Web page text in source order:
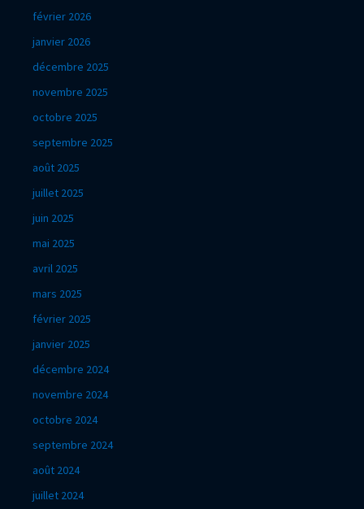
février 2026
janvier 2026
décembre 2025
novembre 2025
octobre 2025
septembre 2025
août 2025
juillet 2025
juin 2025
mai 2025
avril 2025
mars 2025
février 2025
janvier 2025
décembre 2024
novembre 2024
octobre 2024
septembre 2024
août 2024
juillet 2024